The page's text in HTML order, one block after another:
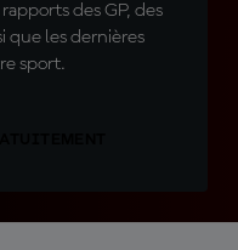
des GP, des
que les dernières
sport.